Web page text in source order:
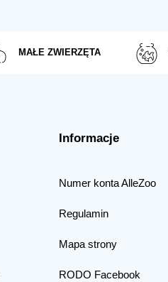
MAŁE ZWIERZĘTA
Informacje
Numer konta AlleZoo
Regulamin
Mapa strony
RODO Facebook